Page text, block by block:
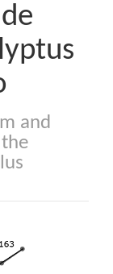
and